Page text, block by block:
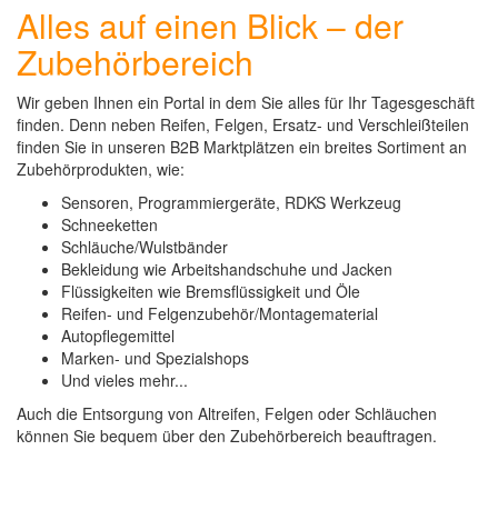
Alles auf einen Blick – der
Zubehörbereich
Wir geben Ihnen ein Portal in dem Sie alles für Ihr Tagesgeschäft
finden. Denn neben Reifen, Felgen, Ersatz- und Verschleißteilen
finden Sie in unseren B2B Marktplätzen ein breites Sortiment an
Zubehörprodukten, wie:
Sensoren, Programmiergeräte, RDKS Werkzeug
Schneeketten
Schläuche/Wulstbänder
Bekleidung wie Arbeitshandschuhe und Jacken
Flüssigkeiten wie Bremsflüssigkeit und Öle
Reifen- und Felgenzubehör/Montagematerial
Autopflegemittel
Marken- und Spezialshops
Und vieles mehr...
Auch die Entsorgung von Altreifen, Felgen oder Schläuchen
können Sie bequem über den Zubehörbereich beauftragen.